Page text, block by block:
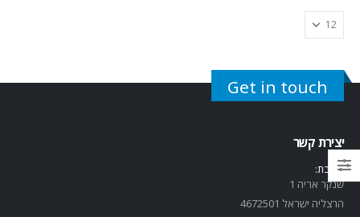
Get in touch
יצירת קשר
כתובת:
שנקר אריה 1
הרצליה ישראל 4672501